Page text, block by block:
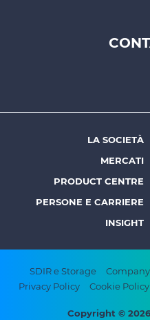
Prysmian
Footer
menu
-
Prysmian
LA SOCIETÀ
MERCATI
PRODUCT CENTRE
PERSONE E CARRIERE
INSIGHT
Footer
bottom
SDIR e Storage
Privacy Policy
Cookie Policy
Copyright ©